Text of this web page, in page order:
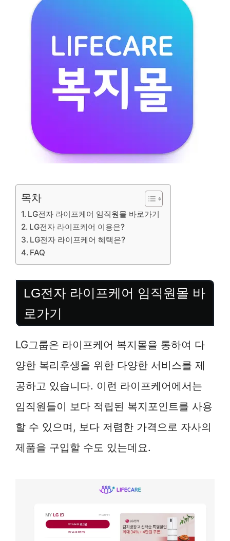
목차
LG전자 라이프케어 임직원몰 바로가기
LG전자 라이프케어 이용은?
LG전자 라이프케어 혜택은?
FAQ
LG전자 라이프케어 임직원몰 바
로가기
LG그룹은 라이프케어 복지몰을 통하여 다
양한 복리후생을 위한 다양한 서비스를 제
공하고 있습니다. 이런 라이프케어에서는
임직원들이 보다 적립된 복지포인트를 사용
할 수 있으며, 보다 저렴한 가격으로 자사의
제품을 구입할 수도 있는데요.